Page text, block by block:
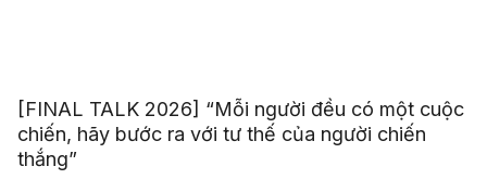
[FINAL TALK 2026] “Mỗi người đều có một cuộc
chiến, hãy bước ra với tư thế của người chiến
thắng”